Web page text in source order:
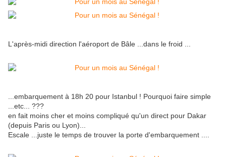
L'après-midi direction l'aéroport de Bâle ...dans le froid ...
...embarquement à 18h 20 pour Istanbul ! Pourquoi faire simple
...etc... ???
en fait moins cher et moins compliqué qu'un direct pour Dakar
(depuis Paris ou Lyon)...
Escale ...juste le temps de trouver la porte d'embarquement ....